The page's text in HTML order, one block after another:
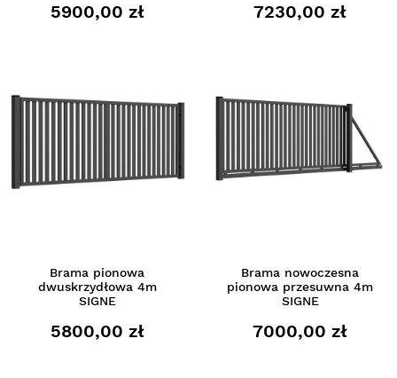
5900,00 zł 7230,00 zł
Brama pionowa
dwuskrzydłowa 4m
SIGNE
5800,00 zł
Brama nowoczesna
pionowa przesuwna 4m
SIGNE
7000,00 zł